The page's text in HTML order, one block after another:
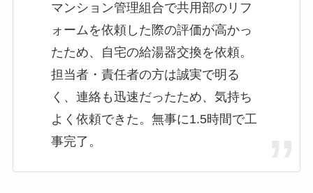
マンション管理組合で共用部のリフ
ォームを依頼した際の評価が高かっ
たため、自宅の給湯器交換を依頼。
担当者・責任者の方は誠実で明る
く、連絡も迅速だったため、気持ち
よく依頼できた。無事に1.5時間で工
事完了。